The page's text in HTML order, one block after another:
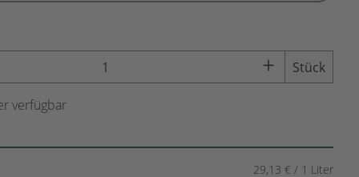
Stück
verfügbar
29,13 € / 1 Liter